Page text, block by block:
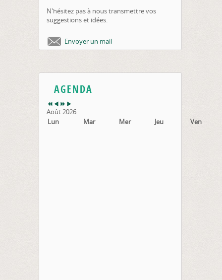
N'hésitez pas à nous transmettre vos
suggestions et idées.
Envoyer un mail
AGENDA
Août 2026
Lun
Mar Mer Jeu Ven